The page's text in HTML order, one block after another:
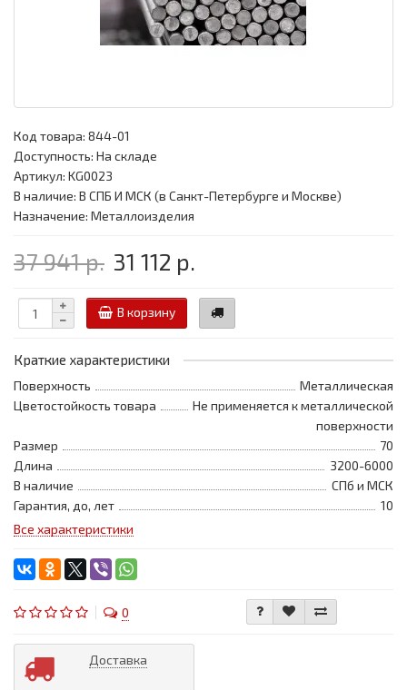
Код товара: 844-01
Доступность: На складе
Артикул: KG0023
В наличие: В СПБ И МСК (в Санкт-Петербурге и Москве)
Назначение: Металлоизделия
37 941 р. 31 112 р.
В корзину
Краткие характеристики
Поверхность
Металлическая
Цветостойкость товара
Не применяется к металлической
поверхности
Размер
70
Длина
3200-6000
В наличие
СПб и МСК
Гарантия, до, лет
10
Все характеристики
0
Доставка